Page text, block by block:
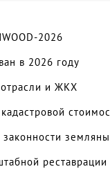
2026
в 2026 году
и ЖКХ
реставрации